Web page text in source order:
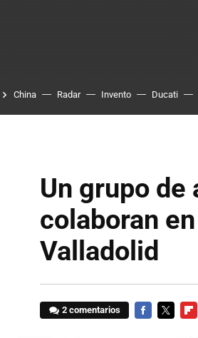
China Radar Invento Ducati
Un grupo
colaboran
Valladolid
2 comentarios